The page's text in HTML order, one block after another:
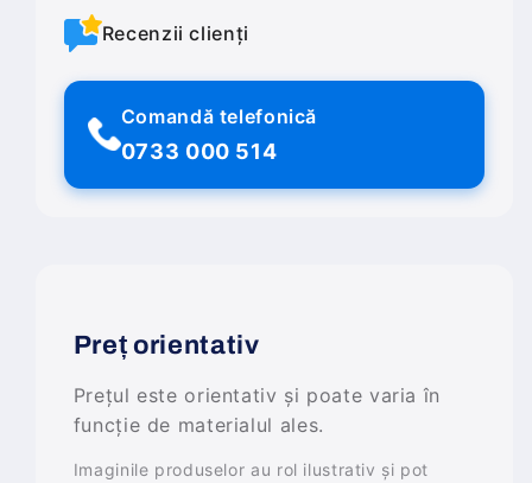
Recenzii clienți
Comandă telefonică
0733 000 514
Preț orientativ
Prețul este orientativ și poate varia în
funcție de materialul ales.
Imaginile produselor au rol ilustrativ și pot